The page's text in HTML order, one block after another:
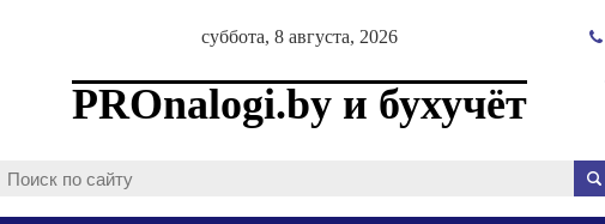
суббота, 8 августа, 2026
PROnalogi.by и бухучёт